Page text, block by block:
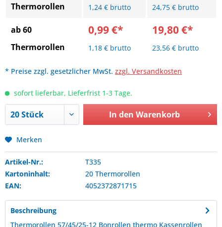
Thermorollen
1,24 € brutto 24,75 € brutto
ab 60
Thermorollen
0,99 €*
1,18 € brutto
19,80 €*
23,56 € brutto
* Preise zzgl. gesetzlicher MwSt. zzgl. Versandkosten
sofort lieferbar, Lieferfrist 1-3 Tage.
In den Warenkorb
Merken
Artikel-Nr.:
T335
Kartoninhalt:
20 Thermorollen
EAN:
4052372871715
Beschreibung
Thermorollen 57/45/25-12 Bonrollen thermo Kassenrollen